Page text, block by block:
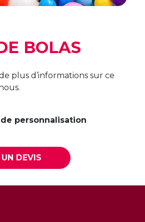
BOLAS
plus d’informations sur ce
personnalisation
DEVIS